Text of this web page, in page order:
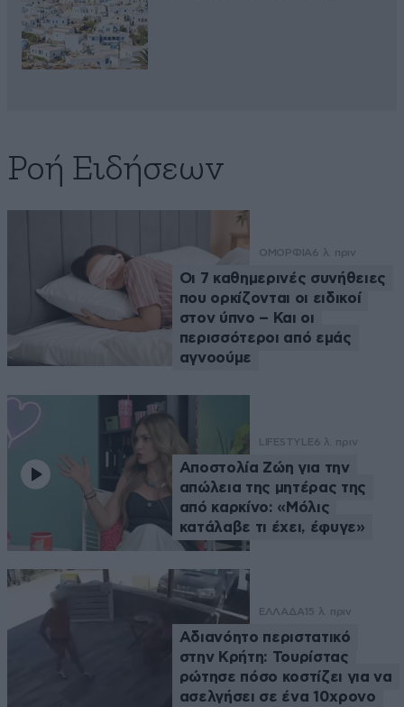
Ροή Ειδήσεων
ΟΜΟΡΦΙΑ6 λ. πριν
Οι 7 καθημερινές συνήθειες
που ορκίζονται οι ειδικοί
στον ύπνο – Και οι
περισσότεροι από εμάς
αγνοούμε
LIFESTYLE6 λ. πριν
Αποστολία Ζώη για την
απώλεια της μητέρας της
από καρκίνο: «Μόλις
κατάλαβε τι έχει, έφυγε»
ΕΛΛΑΔΑ 15 λ. πριν
Αδιανόητο περιστατικό
στην Κρήτη: Τουρίστας
ρώτησε πόσο κοστίζει για να
ασελγήσει σε ένα 10χρονο